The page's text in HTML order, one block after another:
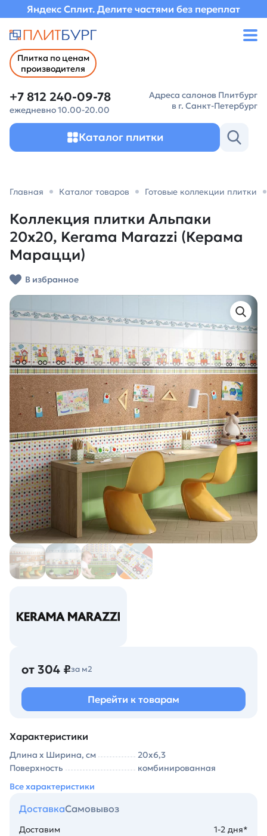
Яндекс Сплит. Делите частями без переплат
Плитка по ценам
производителя
+7 812 240-09-78
ежедневно 10.00-20.00
Адреса салонов Плитбург
в г. Санкт-Петербург
Каталог плитки
Главная Каталог товаров Готовые коллекции плитки
Коллекция плитки Альпаки
20x20, Kerama Marazzi (Керама
Марацци)
В избранное
от 304 ₽за м2
Перейти к товарам
Характеристики
Длина х Ширина, см
20х6,3
Поверхность
комбинированная
Все характеристики
ДоставкаСамовывоз
Доставим
1-2 дня*